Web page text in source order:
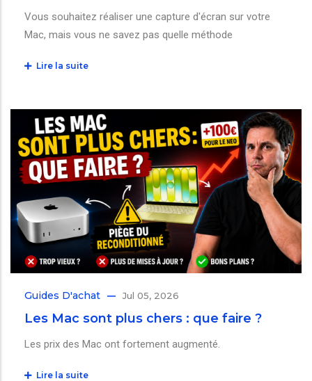
Vous souhaitez réaliser une capture d'écran sur votre
Mac, mais vous ne savez pas quelle méthode
Lire la suite
Guides D'achat Jul 05, 2026
Les Mac sont plus chers : que faire ?
Les prix des Mac ont fortement augmenté.
Lire la suite